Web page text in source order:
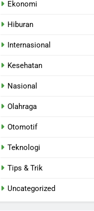
Ekonomi
Hiburan
Internasional
Kesehatan
Nasional
Olahraga
Otomotif
Teknologi
Tips & Trik
Uncategorized